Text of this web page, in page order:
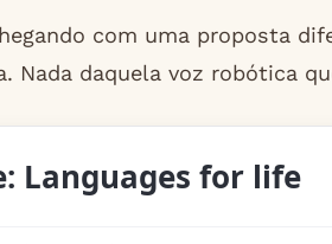
com uma proposta
Nada daquela voz robótica
Languages for life